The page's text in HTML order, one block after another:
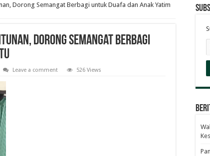
Dorong Semangat Berbagi untuk Duafa dan Anak Yatim
Dorong Semangat Berbagi
Leave a comment 526 Views